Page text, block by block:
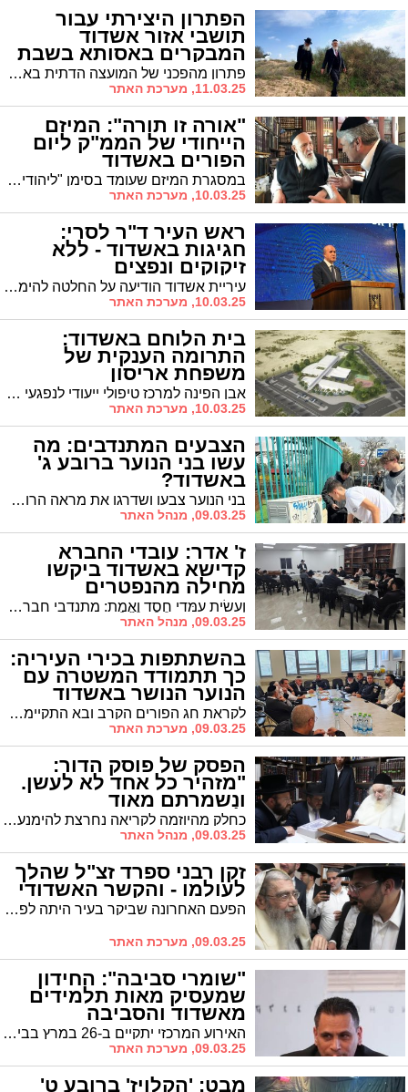
הפתרון היצירתי עבור
תושבי אזור אשדוד
המבקרים באסותא בשבת
פתרון מהפכני של המועצה הדתית באשדוד יאפשר לראשונה לבני משפחות מהיישובים הסמוכים לבקר את יקיריהם המאושפזים בבית החולים 'אסותא' גם בשבת. "יש רגעים שמשפחה חייבת להיות יחד, גם בשבת"
11.03.25, מערכת האתר
"אורה זו תורה": המיזם
הייחודי של הממ"ק ליום
הפורים באשדוד
במסגרת המיזם שעומד בסימן "ליהודים היתה אורה ושמחה - אורה זו תורה" מזמין 'איגוד בני הישיבות' בראשות חבר מועצת העיר הרב אהרון כהן ו'המרכז למורשת' את כלל בני התורה, האברכים, בחורי הישיבות ומשתתפי אבות ובנים להרבות בלימוד תורה בימי חג הפורים הידוע בסגולותיו, בבחינת "הדר קבלוה מאהבה"
10.03.25, מערכת האתר
ראש העיר ד"ר לסרי:
חגיגות באשדוד - ללא
זיקוקים ונפצים
עיריית אשדוד הודיעה על החלטה להימנע השנה משימוש בנפצים בחג פורים ובזיקוקים בחגיגות יום העצמאות. ההחלטה התקבלה לאור המצב הביטחוני הרגיש והעלייה במספר הסובלים מתסמיני פוסט-טראומה בעקבות המלחמה הנוכחית.
10.03.25, מערכת האתר
בית הלוחם באשדוד:
התרומה הענקית של
משפחת אריסון
אבן הפינה למרכז טיפולי ייעודי לנפגעי פוסט-טראומה הונחה הבוקר בטקס חגיגי בבית הלוחם החדש הנבנה באשדוד. לדברי ראש עיריית אשדוד, ד"ר יחיאל לסרי, בית הלוחם באשדוד צפוי להיפתח בשנת 2026
10.03.25, מערכת האתר
הצבעים המתנדבים: מה
עשו בני הנוער ברובע ג'
באשדוד?
בני הנוער צבעו ושדרגו את מראה הרובע ואף חילקו משלוחי מנות
09.03.25, מנהל האתר
ז' אדר: עובדי החברא
קדישא באשדוד ביקשו
מחילה מהנפטרים
וְעָשִׂיתָ עִמָּדִי חֶסֶד וֶאֱמֶת: מתנדבי חברה קדישא התפללו בתענית ביום הילולת משה רבינו ובקשו מחילה מנפטרים * הרב עובדיה דהן והרב יעקב רוז'ה שלחו את ברכתם למתנדבים והוקירו את עבודתם המסורה
09.03.25, מנהל האתר
בהשתתפות בכירי העיריה:
כך תתמודד המשטרה עם
הנוער הנושר באשדוד
לקראת חג הפורים הקרב ובא התקיימה היום בתחנת משטרת אשדוד במסגרתה נבחנו דרכי הפעולה להתמודדות עם תופעת הנוער בליל פורים ומניעת השימוש בנפצים והפרעה לסדר הציבורי
09.03.25, מערכת האתר
הפסק של פוסק הדור:
"מזהיר כל אחד לא לעשן.
ונשמרתם מאוד
לנפשותיכם" כחלק מהיוזמה לקריאה נחרצת להימנע מעישון אותה מובילה מכבי לקראת ימי הפורים, ביקרה הנהלת מכבי גם בביתו של מרן הפוסק רבי משה שטרנבוך שליט"א, שבירך בחמימות על היוזמה הנחוצה, וקרא לכלל בני התורה להימנע לחלוטין מעישון
09.03.25, מנהל האתר
זקן רבני ספרד זצ"ל שהלך
לעולמו - והקשר האשדודי
הפעם האחרונה שביקר בעיר היתה לפני כשנתיים בעת שמחת ברית המילה כששימש כסנדק לבנו של הדיין הגר"א דרעי שליט"א חתנו של הגה"צ רבי שמעון כהן זצ"ל ובנו של הגר"י דרעי זצ"ל רבה של באר שבע
09.03.25, מערכת האתר
"שומרי סביבה": החידון
שמעסיק מאות תלמידים
מאשדוד והסביבה
האירוע המרכזי יתקיים ב-26 במרץ בבית יד לבנים באשדוד • 21 בתי ספר מהאזור השתתפו בתהליך • "מחזקים את הקשר של הדור הצעיר לסביבה"
09.03.25, מערכת האתר
מבט: 'הקלויז' ברובע ט'